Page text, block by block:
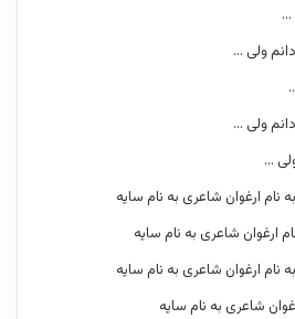
…
ولی …
ولی …
…
نام ارغوان شاعری به نام سایه
ارغوان شاعری به نام سایه
نام ارغوان شاعری به نام سایه
شاعری به نام سایه